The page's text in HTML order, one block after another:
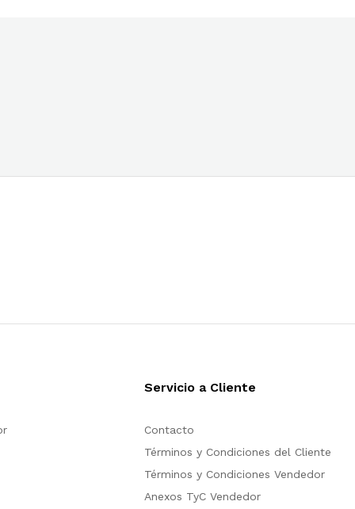
Servicio a Cliente
Contacto
Términos y Condiciones del Cliente
Términos y Condiciones Vendedor
Anexos TyC Vendedor